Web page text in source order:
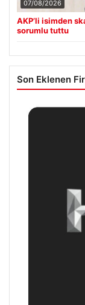
07/08/2026
AKP’li isimden
sorumlu tuttu
Son Eklenen